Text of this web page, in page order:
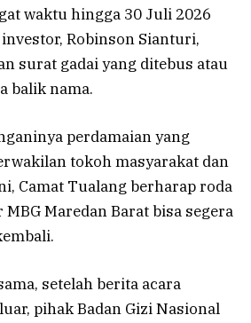
waktu hingga 30 Juli 2026
Robinson Sianturi,
surat gadai yang ditebus atau
balik nama.
perdamaian yang
tokoh masyarakat dan
Camat Tualang berharap roda
Maredan Barat bisa segera
setelah berita acara
pihak Badan Gizi Nasional